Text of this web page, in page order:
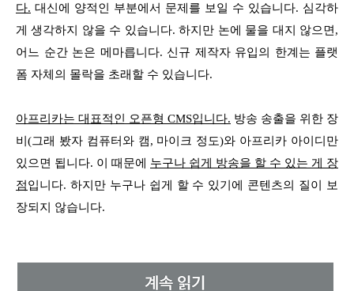
다. 대신에 양적인 부분에서 문제를 보일 수 있습니다. 심각하
게 생각하지 않을 수 있습니다. 하지만 논에 물을 대지 않으면,
어느 순간 논은 메마릅니다. 신규 제작자 유입의 한계는 플랫
폼 자체의 몰락을 초래할 수 있습니다.
아프리카는 대표적인 오픈형 CMS입니다. 방송 송출을 위한 장
비(그래 봤자 컴퓨터와 캠, 마이크 정도)와 아프리카 아이디만
있으면 됩니다. 이 때문에 누구나 쉽게 방송을 할 수 있는 게 장
점입니다. 하지만 누구나 쉽게 할 수 있기에 콘텐츠의 질이 보
장되지 않습니다.